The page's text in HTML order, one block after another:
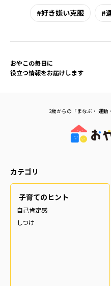
好き嫌い克服
おやこの毎日に
役立つ情報をお届けします
3歳からの「まなぶ・ 運
カテゴリ
子育てのヒント
自己肯定感
しつけ